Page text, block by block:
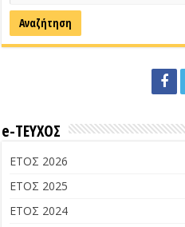
e-ΤΕΥΧΟΣ
ΕΤΟΣ 2026
ΕΤΟΣ 2025
ΕΤΟΣ 2024